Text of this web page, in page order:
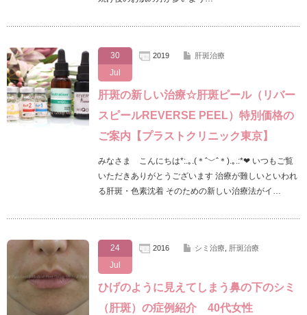
30
Jul
2019 肝斑治療
肝斑の新しい治療☆肝斑ピール（リバー
スピールREVERSE PEEL）特別価格の
ご案内【プラストクリニック東京】
みなさま こんにちは*:.｡.(＊ˆ﹀ˆ＊).｡.:*❤ いつもご覧
いただきありがとうございます 治療が難しいといわれ
る肝斑・色素沈着 そのための新しい治療法がイ…
24
Jul
2016 シミ治療, 肝斑治療
ひげのように見えてしまう鼻の下のシミ
（肝斑）の症例紹介 40代女性